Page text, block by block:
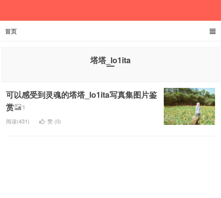
首页
塔塔_lo1ita
可以感受到灵魂的塔塔_lo1ita写真集图片鉴
赏
1
阅读(431) 赞 (0)